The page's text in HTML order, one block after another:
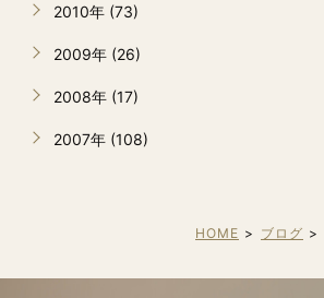
2010年 (73)
2009年 (26)
2008年 (17)
2007年 (108)
HOME ブログ